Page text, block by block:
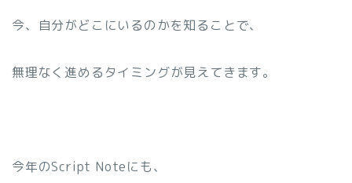
今、自分がどこにいるのかを知ることで、
無理なく進めるタイミングが見えてきます。
今年のScript Noteにも、